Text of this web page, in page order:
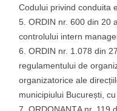
Codului privind conduita
ORDIN nr. 600 din 20
controlului intern
ORDIN nr. 1.078 din
regulamentului de
organizatorice ale
municipiului București,